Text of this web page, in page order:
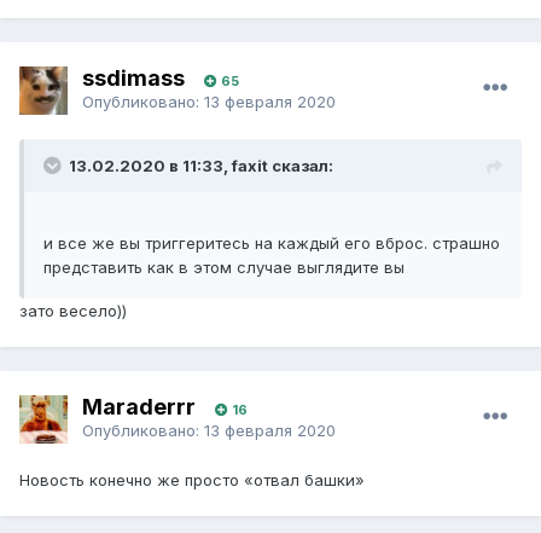
ssdimass 65
Опубликовано: 13 февраля 2020
13.02.2020 в 11:33, faxit сказал:
и все же вы триггеритесь на каждый его вброс. страшно
представить как в этом случае выглядите вы
зато весело))
Maraderrr 16
Опубликовано: 13 февраля 2020
Новость конечно же просто «отвал башки»